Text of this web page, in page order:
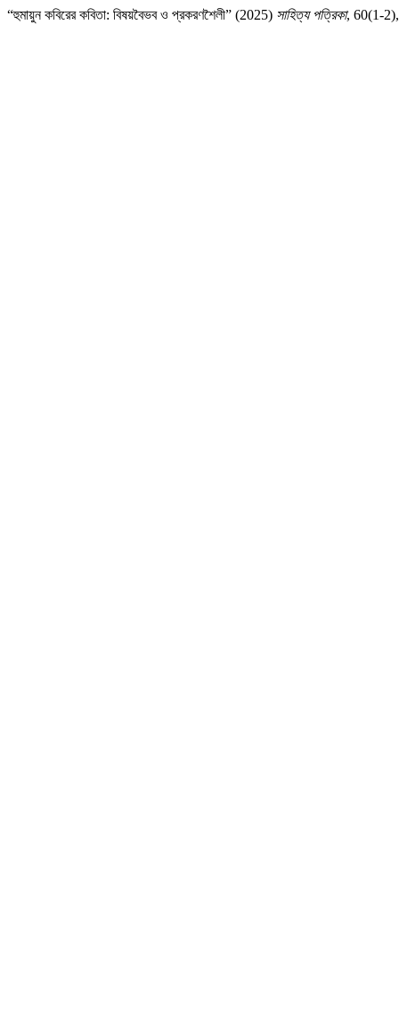
“হুমায়ুন কবিরের কবিতা: বিষয়বৈভব ও প্রকরণশৈলী” (2025) সাহিত্য পত্রিকা, 60(1-